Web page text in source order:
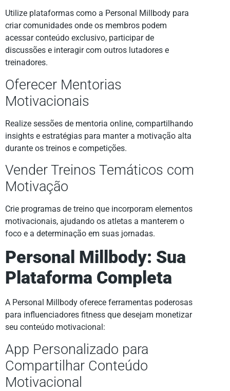
Utilize plataformas como a Personal Millbody para
criar comunidades onde os membros podem
acessar conteúdo exclusivo, participar de
discussões e interagir com outros lutadores e
treinadores.
Oferecer Mentorias
Motivacionais
Realize sessões de mentoria online, compartilhando
insights e estratégias para manter a motivação alta
durante os treinos e competições.
Vender Treinos Temáticos com
Motivação
Crie programas de treino que incorporam elementos
motivacionais, ajudando os atletas a manterem o
foco e a determinação em suas jornadas.
Personal Millbody: Sua
Plataforma Completa
A Personal Millbody oferece ferramentas poderosas
para influenciadores fitness que desejam monetizar
seu conteúdo motivacional:
App Personalizado para
Compartilhar Conteúdo
Motivacional